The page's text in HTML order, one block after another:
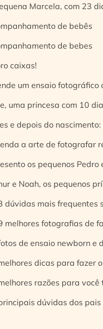
Marcela, com 23
de bebês
de bebes
caixas!
um ensaio fotográfico
uma princesa com 10
e depois do
a arte de fotografar
os pequenos
e Noah, os pequenos
dúvidas mais frequentes
melhores fotografias de
de ensaio newborn e
dicas para fazer
razões para
dúvidas dos